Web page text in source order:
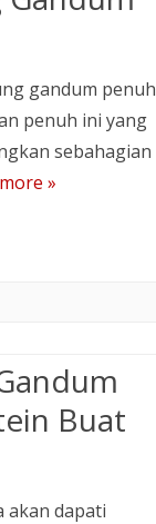
gandum penuh
penuh ini yang
sebahagian
»
Buat
akan dapati